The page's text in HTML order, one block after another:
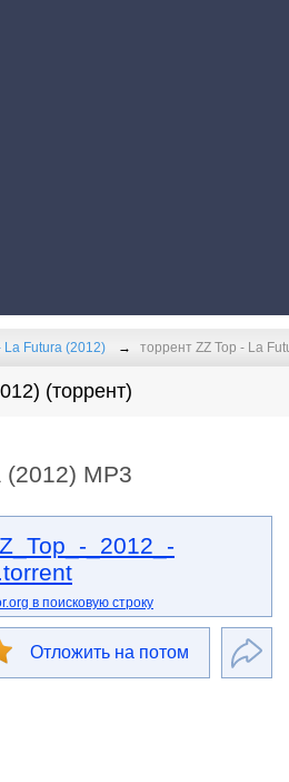
La Futura (2012) торрент ZZ Top - La
(торрент)
(2012) MP3
_2012_-
в поисковую строку
Отложить на потом